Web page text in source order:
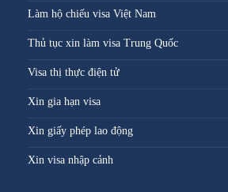
Làm hộ chiếu visa Việt Nam
Thủ tục xin làm visa Trung Quốc
Visa thị thực điện tử
Xin gia hạn visa
Xin giấy phép lao động
Xin visa nhập cảnh